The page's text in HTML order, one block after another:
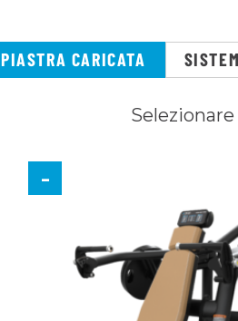
PIASTRA CARICATA